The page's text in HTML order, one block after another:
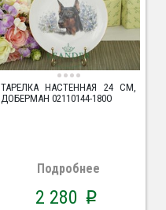
ТАРЕЛКА НАСТЕННАЯ 24 СМ,
ДОБЕРМАН 02110144-180O
Подробнее
2 280 p